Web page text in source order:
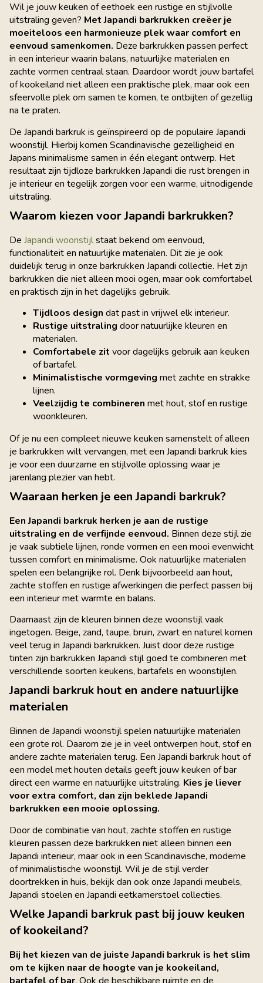
Wil je jouw keuken of eethoek een rustige en stijlvolle
uitstraling geven? Met Japandi barkrukken creëer je
moeiteloos een harmonieuze plek waar comfort en
eenvoud samenkomen. Deze barkrukken passen perfect
in een interieur waarin balans, natuurlijke materialen en
zachte vormen centraal staan. Daardoor wordt jouw bartafel
of kookeiland niet alleen een praktische plek, maar ook een
sfeervolle plek om samen te komen, te ontbijten of gezellig
na te praten.
De Japandi barkruk is geïnspireerd op de populaire Japandi
woonstijl. Hierbij komen Scandinavische gezelligheid en
Japans minimalisme samen in één elegant ontwerp. Het
resultaat zijn tijdloze barkrukken Japandi die rust brengen in
je interieur en tegelijk zorgen voor een warme, uitnodigende
uitstraling.
Waarom kiezen voor Japandi barkrukken?
De Japandi woonstijlstaat bekend om eenvoud,
functionaliteit en natuurlijke materialen. Dit zie je ook
duidelijk terug in onze barkrukken Japandi collectie. Het zijn
barkrukken die niet alleen mooi ogen, maar ook comfortabel
en praktisch zijn in het dagelijks gebruik.
Tijdloos design dat past in vrijwel elk interieur.
Rustige uitstraling door natuurlijke kleuren en
materialen.
Comfortabele zit voor dagelijks gebruik aan keuken
of bartafel.
Minimalistische vormgeving met zachte en strakke
lijnen.
Veelzijdig te combineren met hout, stof en rustige
woonkleuren.
Of je nu een compleet nieuwe keuken samenstelt of alleen
je barkrukken wilt vervangen, met een Japandi barkruk kies
je voor een duurzame en stijlvolle oplossing waar je
jarenlang plezier van hebt.
Waaraan herken je een Japandi barkruk?
Een Japandi barkruk herken je aan de rustige
uitstraling en de verfijnde eenvoud. Binnen deze stijl zie
je vaak subtiele lijnen, ronde vormen en een mooi evenwicht
tussen comfort en minimalisme. Ook natuurlijke materialen
spelen een belangrijke rol. Denk bijvoorbeeld aan hout,
zachte stoffen en rustige afwerkingen die perfect passen bij
een interieur met warmte en balans.
Daarnaast zijn de kleuren binnen deze woonstijl vaak
ingetogen. Beige, zand, taupe, bruin, zwart en naturel komen
veel terug in Japandi barkrukken. Juist door deze rustige
tinten zijn barkrukken Japandi stijl goed te combineren met
verschillende soorten keukens, bartafels en woonstijlen.
Japandi barkruk hout en andere natuurlijke
materialen
Binnen de Japandi woonstijl spelen natuurlijke materialen
een grote rol. Daarom zie je in veel ontwerpen hout, stof en
andere zachte materialen terug. Een Japandi barkruk hout of
een model met houten details geeft jouw keuken of bar
direct een warme en natuurlijke uitstraling. Kies je liever
voor extra comfort, dan zijn beklede Japandi
barkrukken een mooie oplossing.
Door de combinatie van hout, zachte stoffen en rustige
kleuren passen deze barkrukken niet alleen binnen een
Japandi interieur, maar ook in een Scandinavische, moderne
of minimalistische woonstijl. Wil je de stijl verder
doortrekken in huis, bekijk dan ook onze Japandi meubels,
Japandi stoelen en Japandi eetkamerstoel collecties.
Welke Japandi barkruk past bij jouw keuken
of kookeiland?
Bij het kiezen van de juiste Japandi barkruk is het slim
om te kijken naar de hoogte van je kookeiland,